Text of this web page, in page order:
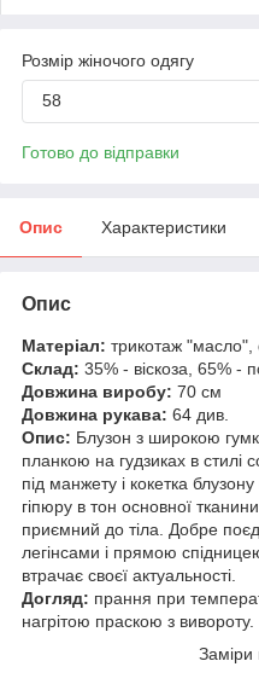
Розмір жіночого одягу
58
Готово до відправки
Опис Характеристики
Опис
Матеріал: трикотаж "масло",
Склад: 35% - віскоза, 65% -
Довжина виробу: 70 см
Довжина рукава: 64 див.
Опис: Блузон з широкою
планкою на гудзиках в стилі
під манжету і кокетка
гіпюру в тон основної
приємний до тіла. Добре
легінсами і прямою
втрачає своєї актуальності.
Догляд: прання при
нагрітою праскою з вивороту.
Заміри